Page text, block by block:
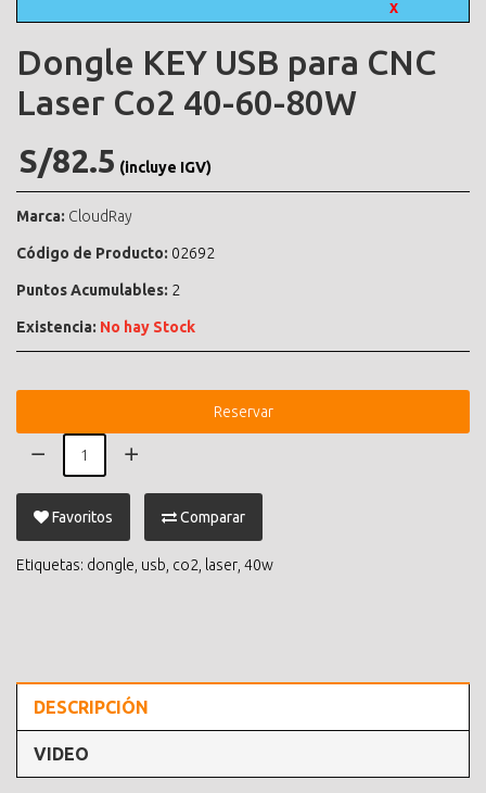
X
Dongle KEY USB para CNC
Laser Co2 40-60-80W
S/82.5 (incluye IGV)
Marca: CloudRay
Código de Producto: 02692
Puntos Acumulables: 2
Existencia: No hay Stock
Reservar
Favoritos Comparar
Etiquetas: dongle usb co2 laser 40w
DESCRIPCIÓN
VIDEO